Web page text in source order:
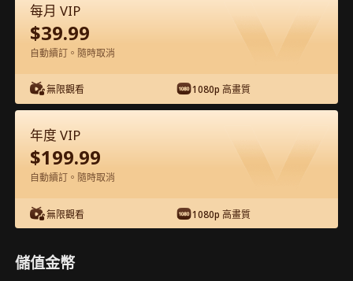
第49集 - 棄我後，我成了你狼王嫂 完整影
片
0-49 50-64
45 47 48
每月 VIP
$39.99
自動續訂。隨時取消
無限觀看 1080p 高畫質
年度 VIP
$199.99
自動續訂。隨時取消
無限觀看 1080p 高畫質
儲值金幣